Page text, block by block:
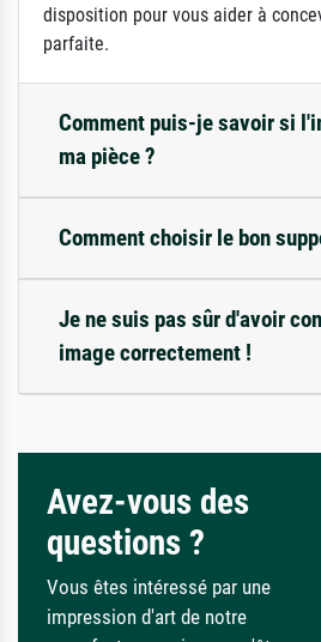
disposition pour vous aider à
parfaite.
Comment puis-je savoir si
ma pièce ?
Comment choisir le bon
Je ne suis pas sûr d'avoir
image correctement !
Avez-vous des
questions ?
Vous êtes intéressé par une
impression d'art de notre